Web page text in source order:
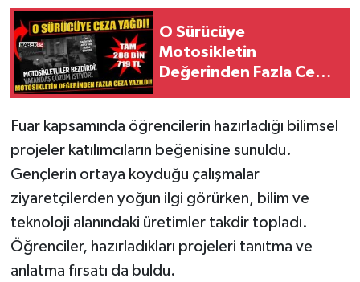
O Sürücüye
Motosikletin
Değerinden Fazla Ceza
Fuar kapsamında öğrencilerin hazırladığı bilimsel
projeler katılımcıların beğenisine sunuldu.
Gençlerin ortaya koyduğu çalışmalar
ziyaretçilerden yoğun ilgi görürken, bilim ve
teknoloji alanındaki üretimler takdir topladı.
Öğrenciler, hazırladıkları projeleri tanıtma ve
anlatma fırsatı da buldu.
Teknoloji
Türkiye
Yerel
İletişim
Künye